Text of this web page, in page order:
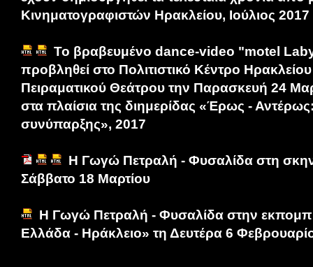
Κινηματογραφιστών Ηρακλείου, Ιούλιος 2017
Το βραβευμένο dance-video "motel
προβληθεί στο Πολιτιστικό Κέντρο
Πειραματικού Θεάτρου την Παρασκευή 24
στα πλαίσια της διημερίδας «Έρως -
συνύπαρξης», 2017
Η Γωγώ Πετραλή - Φυσαλίδα στη
Σάββατο 18 Μαρτίου
Η Γωγώ Πετραλή - Φυσαλίδα στην
Ελλάδα - Ηράκλειο» τη Δευτέρα 6